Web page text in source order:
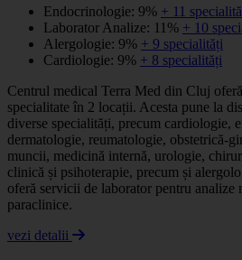
Endocrinologie: 9% + 11
Laborator Analize: 11% + 10
Alergologie: 9% + 9 specialități
Cardiologie: 9% + 8 specialități
Centrul medical Terra Med din Cluj
specialitate în 2 locații. Acesta pune la
diverse specialități, precum cardiologie,
dermatologie, reumatologie, obstetrică-
muncii, medicină internă, urologie,
clinică și psihoterapie, precum și
oferă servicii de laborator pentru analize
paraclinice.
vezi detalii